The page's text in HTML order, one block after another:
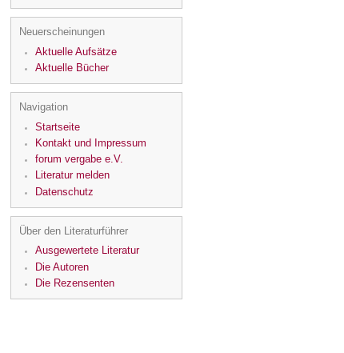
Neuerscheinungen
Aktuelle Aufsätze
Aktuelle Bücher
Navigation
Startseite
Kontakt und Impressum
forum vergabe e.V.
Literatur melden
Datenschutz
Über den Literaturführer
Ausgewertete Literatur
Die Autoren
Die Rezensenten